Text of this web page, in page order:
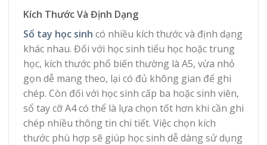
Kích Thước Và Định Dạng
Sổ tay học sinh có nhiều kích thước và định dạng
khác nhau. Đối với học sinh tiểu học hoặc trung
học, kích thước phổ biến thường là A5, vừa nhỏ
gọn dễ mang theo, lại có đủ không gian để ghi
chép. Còn đối với học sinh cấp ba hoặc sinh viên,
sổ tay cỡ A4 có thể là lựa chọn tốt hơn khi cần ghi
chép nhiều thông tin chi tiết. Việc chọn kích
thước phù hợp sẽ giúp học sinh dễ dàng sử dụng